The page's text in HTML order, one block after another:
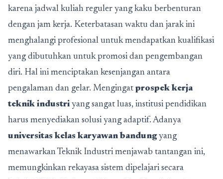
karena jadwal kuliah reguler yang kaku berbenturan
dengan jam kerja. Keterbatasan waktu dan jarak ini
menghalangi profesional untuk mendapatkan kualifikasi
yang dibutuhkan untuk promosi dan pengembangan
diri. Hal ini menciptakan kesenjangan antara
pengalaman dan gelar. Mengingat prospek kerja
teknik industri yang sangat luas, institusi pendidikan
harus menyediakan solusi yang adaptif. Adanya
universitas kelas karyawan bandungyang
menawarkan Teknik Industri menjawab tantangan ini,
memungkinkan rekayasa sistem dipelajari secara